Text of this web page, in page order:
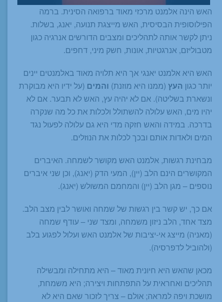
האש הינה אלמנט מרכזי מאוד ברפואה הסינית. ברמה
הפילוסופית הבסיסית, האש מייצגת תנועה, יאנג, בשלות.
ניתן לקשר אותה לתהליכים ומצבים הדורשים אנרגיה כגון
מטבוליזם, אנרגטיות, אונות, חשק מיני, דחפים.
האש היא אלמנט יאנגי אך היא תלויה מאוד באלמנטים יינים
יותר כגון העץ (ממנו היא מוזנת) והמים (על ידיו היא מבוקרת
ונשארת בשליטה). אם לא יהיה עץ, האש לא תבער. אם לא
יהיו מים, האש עלולה להשתולל ולכלות את כל מה שנקרה
בדרכה. במידה והאש חזקה מדי היא גם עלולה לפעול נגד
המים ולאדות אותם ובכך לכלות את הנוזלים.
מבחינת רגשות, אלמנט האש מקושר לשמחה. האיברים
המקושרים הינם הלב (יין), המעי הדק (יאנג), וכן שני איברים
נוספים – מגן הלב (יין) והמחמם המשולש (יאנג).
אם כך, יש קשר בין רגשות של שמחה ואושר לבין מצב הלב.
מצד אחד, הלב ניזון משמחה, ומצד שני – עודף שמחה
(מאניה) מייצג אי-יציבות של אלמנט האש ועלול לפגוע בלב
(ולהוביל לדפרסיה).
מכאן שהאש היא חיונית מאוד – היא מתחילה ומבשילה
תהליכים ואחראית על התפתחות ויצירה; היא משמחת,
מושכת ויפה למראה; אולם – צריך לזכור שאם היא לא